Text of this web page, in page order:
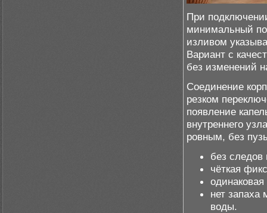
При
минимальный
изливом
Вариант с
без изменений
Соединение
резком
появление
внутреннего
ровным, без
без следов
чёткая
нет запаха
воды.